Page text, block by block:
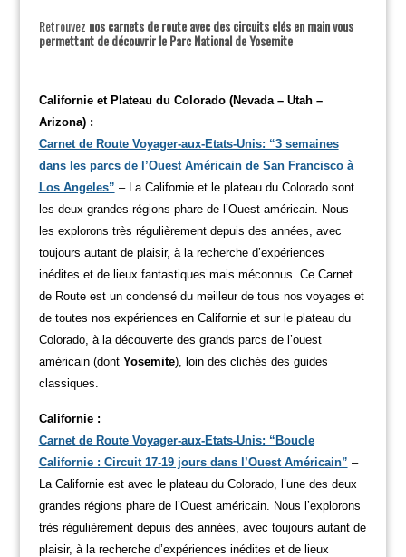
Retrouvez nos carnets de route avec des circuits clés en main vous
permettant de découvrir le Parc National de Yosemite
Californie et Plateau du Colorado (Nevada – Utah –
Arizona) :
Carnet de Route Voyager-aux-Etats-Unis: “3 semaines
dans les parcs de l’Ouest Américain de San Francisco à
Los Angeles” – La Californie et le plateau du Colorado sont
les deux grandes régions phare de l’Ouest américain. Nous
les explorons très régulièrement depuis des années, avec
toujours autant de plaisir, à la recherche d’expériences
inédites et de lieux fantastiques mais méconnus. Ce Carnet
de Route est un condensé du meilleur de tous nos voyages et
de toutes nos expériences en Californie et sur le plateau du
Colorado, à la découverte des grands parcs de l’ouest
américain (dont Yosemite), loin des clichés des guides
classiques.
Californie :
Carnet de Route Voyager-aux-Etats-Unis: “Boucle
Californie : Circuit 17-19 jours dans l’Ouest Américain” –
La Californie est avec le plateau du Colorado, l’une des deux
grandes régions phare de l’Ouest américain. Nous l’explorons
très régulièrement depuis des années, avec toujours autant de
plaisir, à la recherche d’expériences inédites et de lieux